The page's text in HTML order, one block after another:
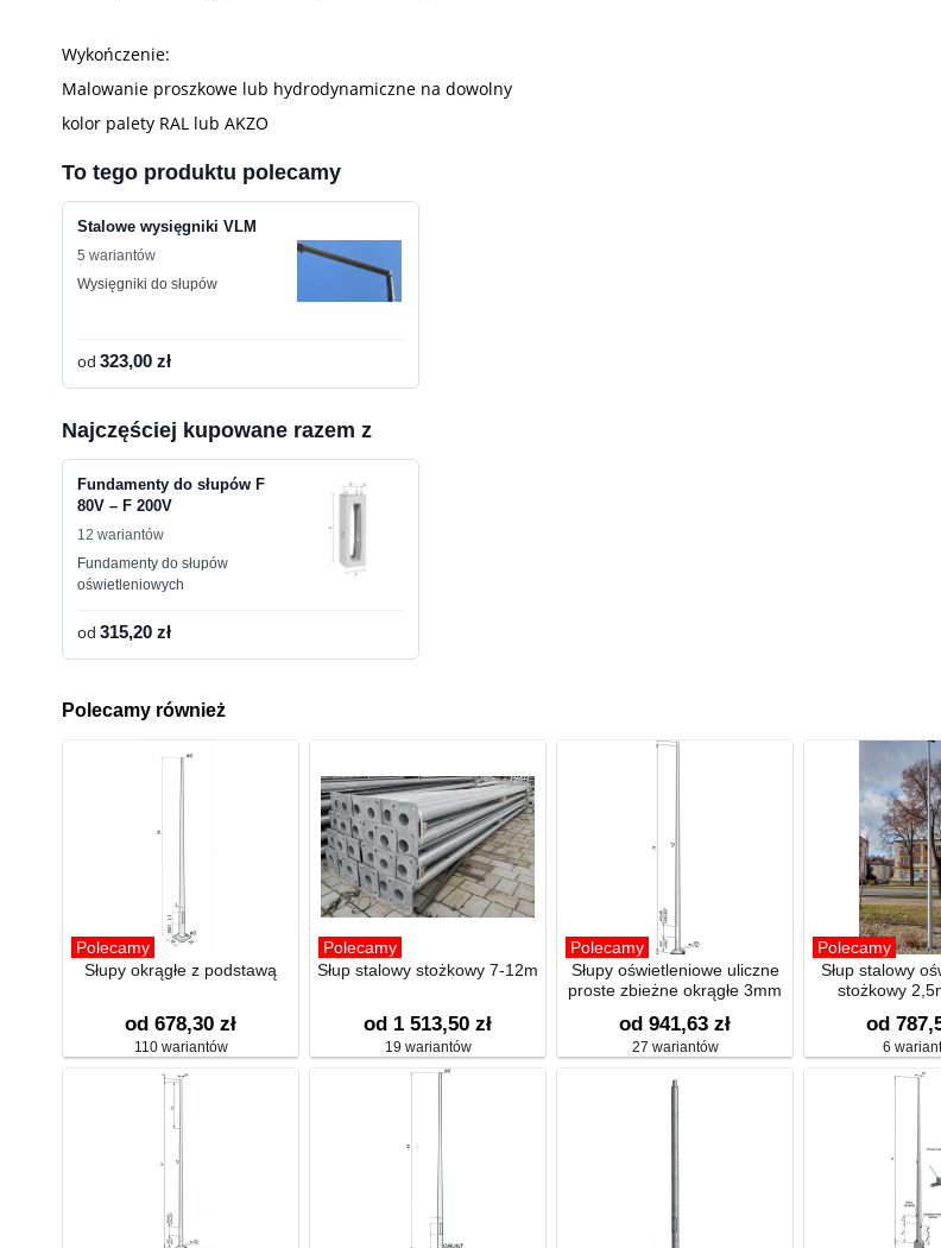
Wykończenie:
Malowanie proszkowe lub hydrodynamiczne na dowolny
kolor palety RAL lub AKZO
To tego produktu polecamy
Stalowe wysięgniki VLM
5 wariantów
Wysięgniki do słupów
od 323,00 zł
Najczęściej kupowane razem z
Fundamenty do słupów F
80V – F 200V
12 wariantów
Fundamenty do słupów
oświetleniowych
od 315,20 zł
Polecamy również
Polecamy
Słupy okrągłe z podstawą
od 678,30 zł
110 wariantów
Polecamy
Słup stalowy stożkowy 7-12m
od 1 513,50 zł
19 wariantów
Polecamy
Słupy oświetleniowe uliczne
proste zbieżne okrągłe 3mm
od 941,63 zł
27 wariantów
Polecamy
Słup stalowy
stożkowy
od
6